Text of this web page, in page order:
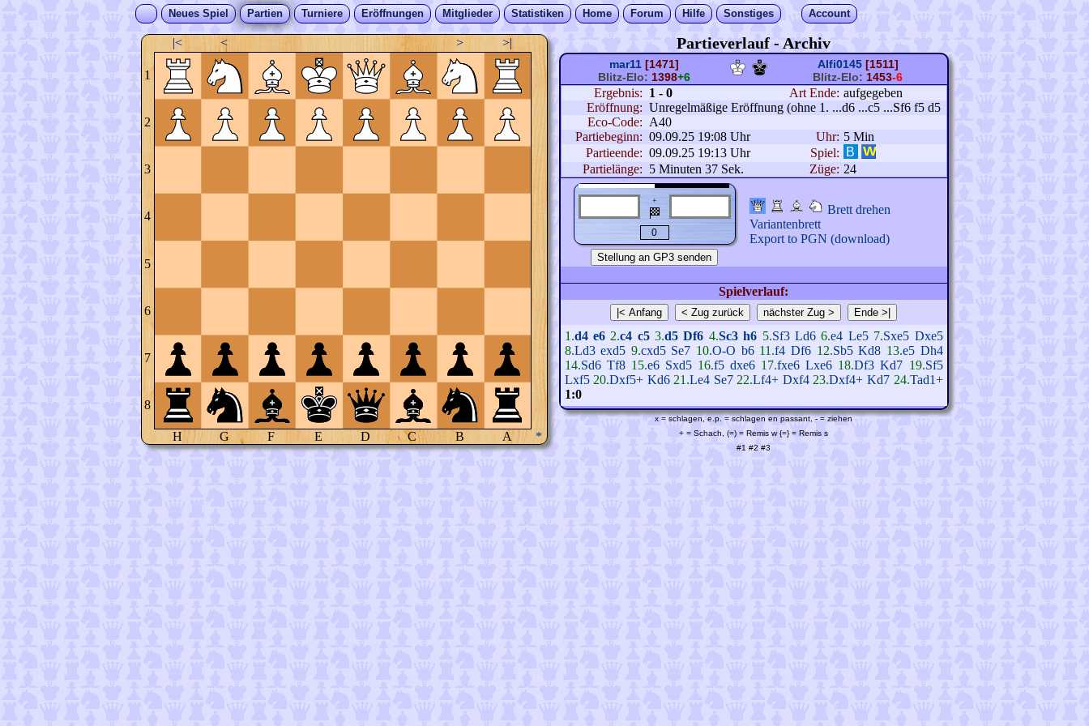
Neues Spiel Partien Turniere Eröffnungen Mitglieder Statistiken Home Forum Hilfe Sonstiges Account
|< < > >|
1
2
3
4
5
6
7
8
H G F E D C B A *
Partieverlauf - Archiv
mar11 [1471]
Blitz-Elo: 1398+6
Alfi0145 [1511]
Blitz-Elo: 1453-6
Ergebnis: 1 - 0 Art Ende: aufgegeben
Eröffnung: Unregelmäßige Eröffnung (ohne 1. ...d6 ...c5 ...Sf6 f5 d5
Eco-Code: A40
Partiebeginn: 09.09.25 19:08 Uhr Uhr: 5 Min
Partieende: 09.09.25 19:13 Uhr
Spiel:
Partielänge: 5 Minuten 37 Sek. Züge: 24
+
🏁
Brett drehen
Variantenbrett
Export to PGN (download)
Spielverlauf:
1.d4 e6 2.c4 c5 3.d5 Df6 4.Sc3 h6 5.Sf3 Ld6 6.e4 Le5 7.Sxe5 Dxe5
8.Ld3 exd5 9.cxd5 Se7 10.O-O b6 11.f4 Df6 12.Sb5 Kd8 13.e5 Dh4
14.Sd6 Tf8 15.e6 Sxd5 16.f5 dxe6 17.fxe6 Lxe6 18.Df3 Kd7 19.Sf5
Lxf5 20.Dxf5+ Kd6 21.Le4 Se7 22.Lf4+ Dxf4 23.Dxf4+ Kd7 24.Tad1+
1:0
x = schlagen, e.p. = schlagen en passant, - = ziehen
+ = Schach, (=) = Remis w {=} = Remis s
#1 #2 #3